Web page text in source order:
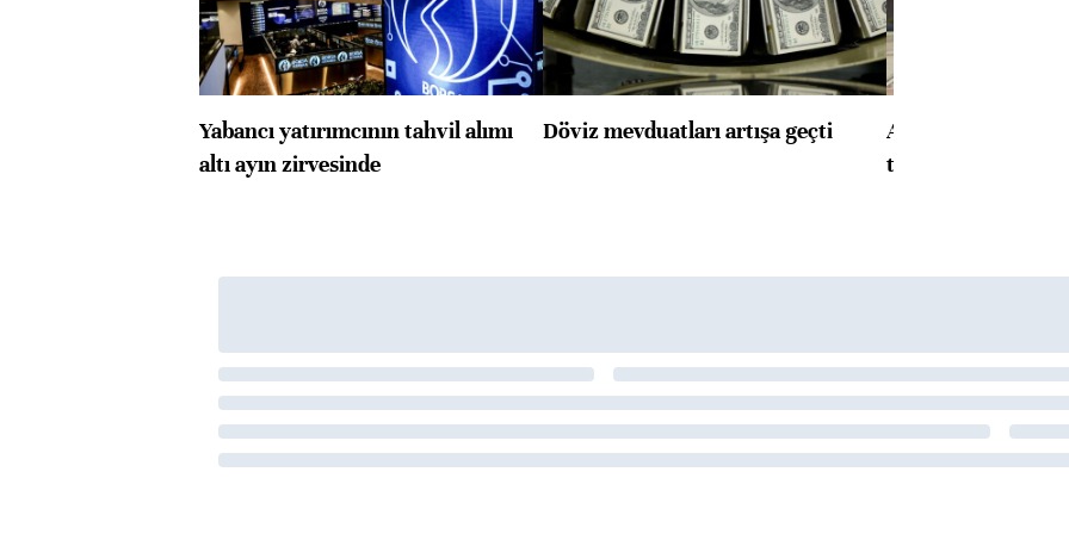
Yabancı yatırımcının tahvil alımı
altı ayın zirvesinde
Döviz mevduatları artışa geçti
ABD'de konut
toparlandı